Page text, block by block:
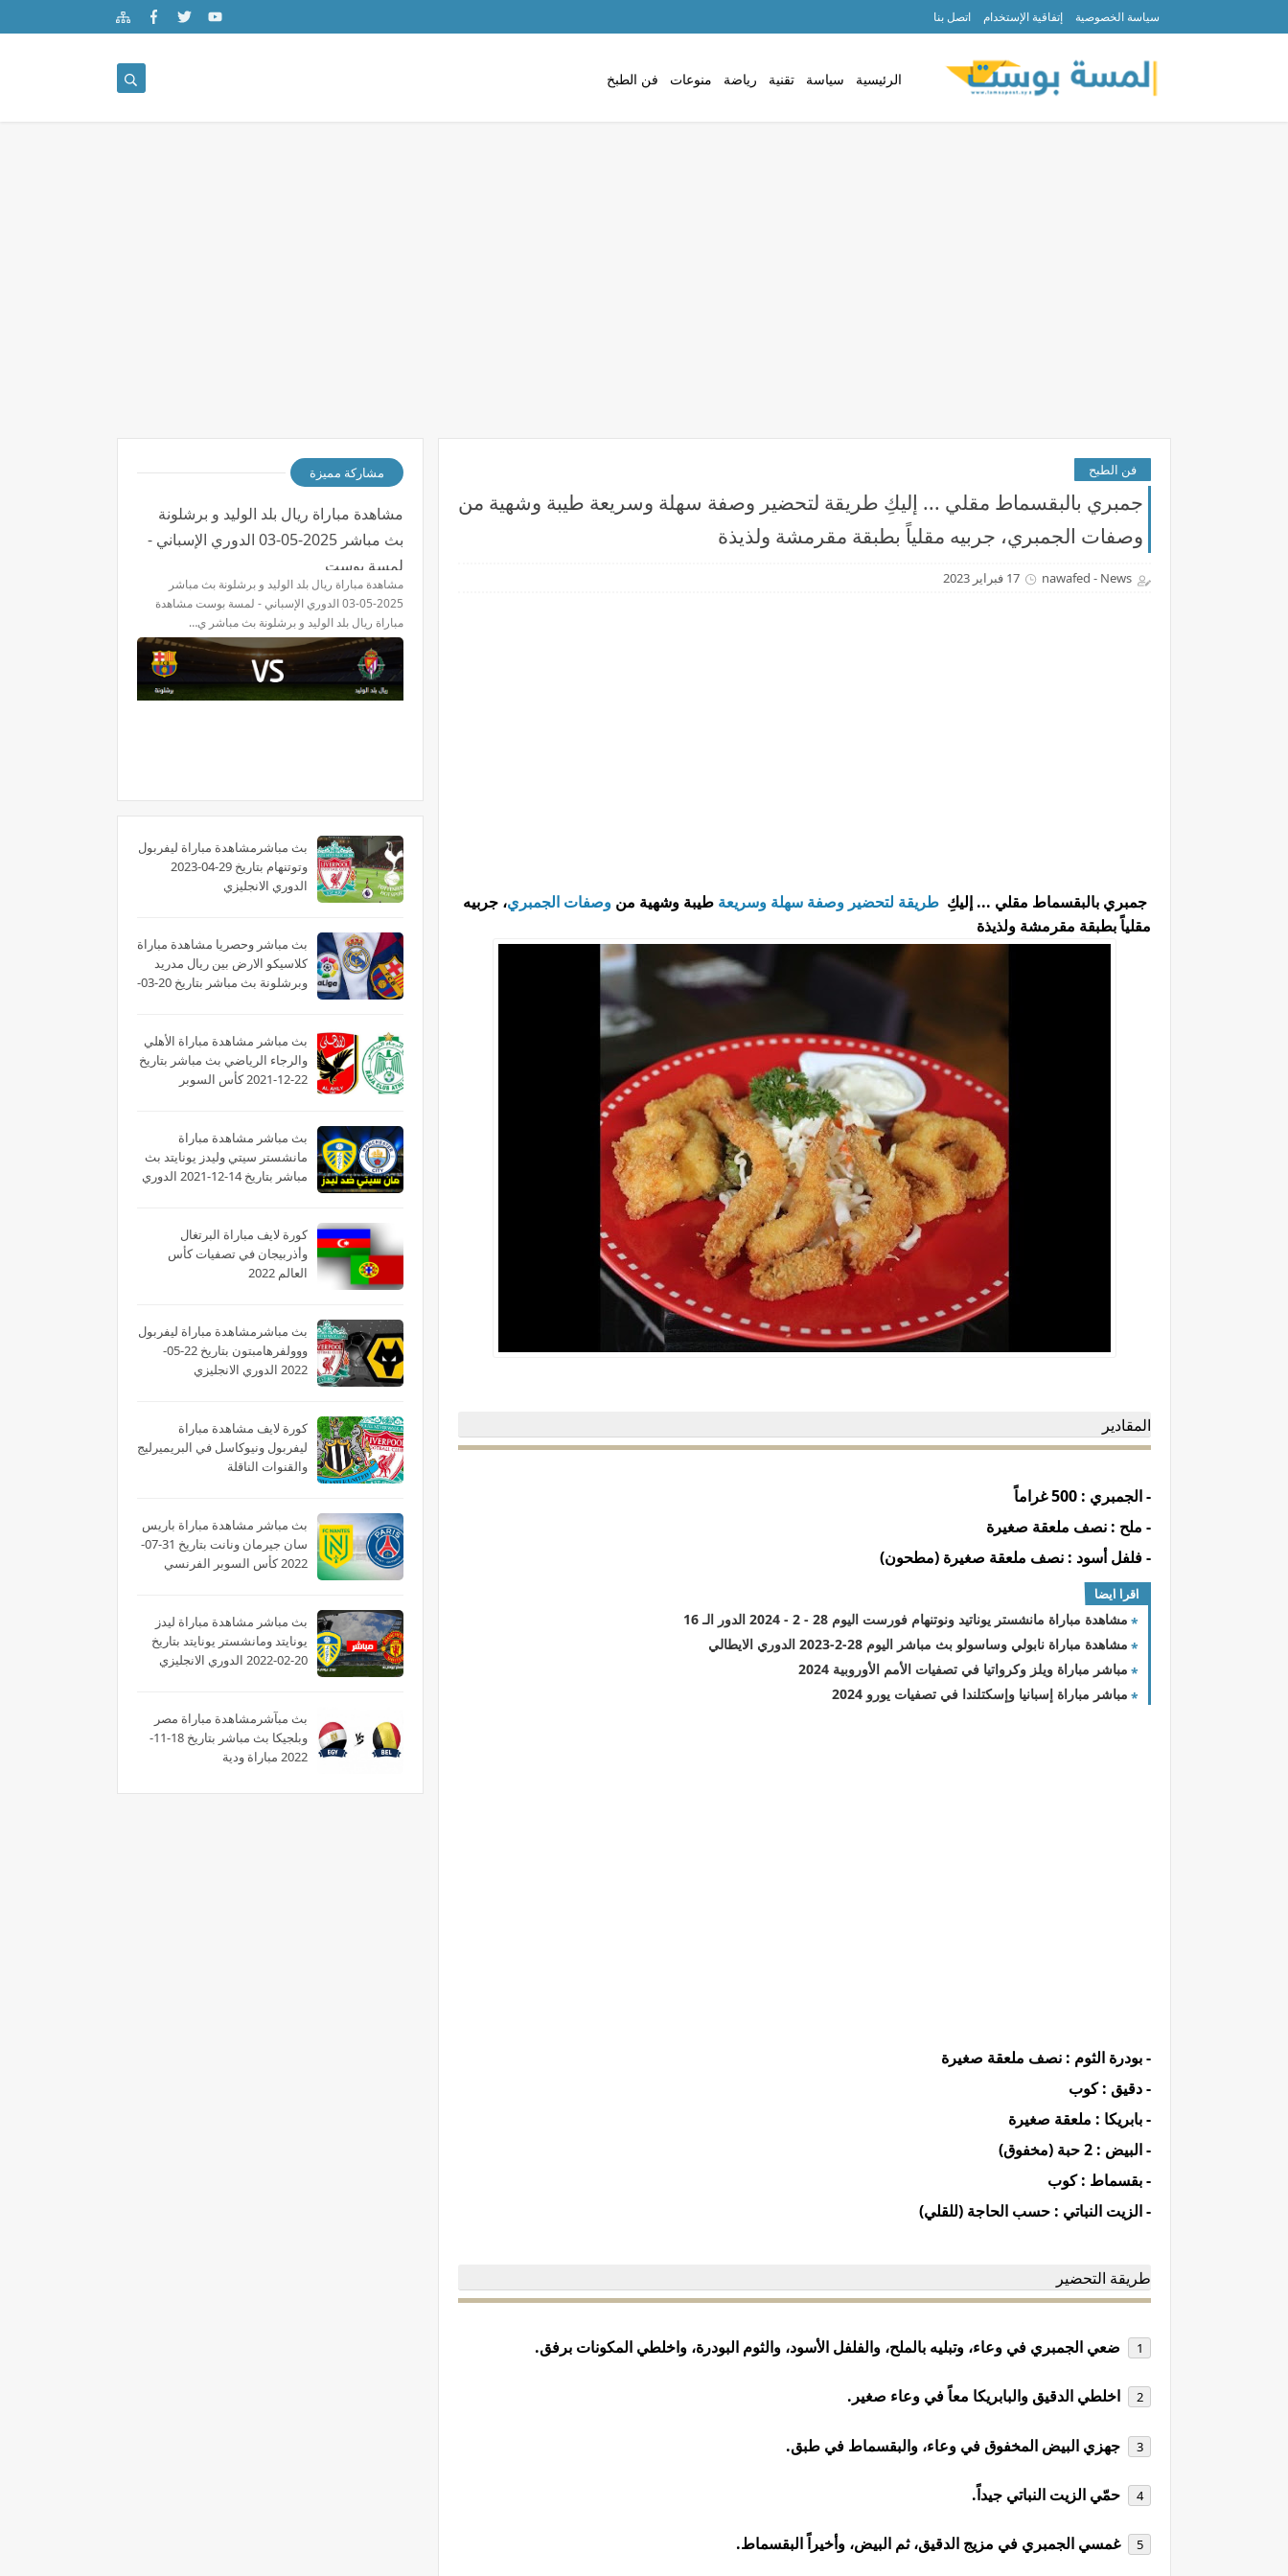
سياسة الخصوصية إتفاقية الإستخدام اتصل بنا
الرئيسية سياسة تقنية رياضة منوعات فن الطبخ
فن الطبح
جمبري بالبقسماط مقلي ... إليكِ طريقة لتحضير وصفة سهلة وسريعة طيبة وشهية من
وصفات الجمبري، جربيه مقلياً بطبقة مقرمشة ولذيذة
nawafed - News 17 فبراير 2023
جمبري بالبقسماط مقلي ... إليكِ طريقة لتحضير وصفة سهلة وسريعة طيبة وشهية من وصفات الجمبري، جربيه
مقلياً بطبقة مقرمشة ولذيذة
المقادير
- الجمبري : 500 غراماً
- ملح : نصف ملعقة صغيرة
- فلفل أسود : نصف ملعقة صغيرة (مطحون)
اقرا ايضا
مشاهدة مباراة مانشستر يوناتيد ونوتنهام فورست اليوم 28 - 2 - 2024 الدور الـ 16
مشاهدة مباراة نابولي وساسولو بث مباشر اليوم 28-2-2023 الدوري الايطالي
مباشر مباراة ويلز وكرواتيا في تصفيات الأمم الأوروبية 2024
مباشر مباراة إسبانيا وإسكتلندا في تصفيات يورو 2024
- بودرة الثوم : نصف ملعقة صغيرة
- دقيق : كوب
- بابريكا : ملعقة صغيرة
- البيض : 2 حبة (مخفوق)
- بقسماط : كوب
- الزيت النباتي : حسب الحاجة (للقلي)
طريقة التحضير
ضعي الجمبري في وعاء، وتبليه بالملح، والفلفل الأسود، والثوم البودرة، واخلطي المكونات برفق.
اخلطي الدقيق والبابريكا معاً في وعاء صغير.
جهزي البيض المخفوق في وعاء، والبقسماط في طبق.
حمّي الزيت النباتي جيداً.
غمسي الجمبري في مزيج الدقيق، ثم البيض، وأخيراً البقسماط.
مشاركة مميزة
مشاهدة مباراة ريال بلد الوليد و برشلونة
بث مباشر 2025-05-03 الدوري الإسباني -
لمسة بوست
مشاهدة مباراة ريال بلد الوليد و برشلونة بث مباشر
2025-05-03 الدوري الإسباني - لمسة بوست مشاهدة
مباراة ريال بلد الوليد و برشلونة بث مباشر ي…
بث مباشرمشاهدة مباراة ليفربول
وتوتنهام بتاريخ 29-04-2023
الدوري الانجليزي
بث مباشر وحصريا مشاهدة مباراة
كلاسيكو الارض بين ريال مدريد
وبرشلونة بث مباشر بتاريخ 20-03-
بث مباشر مشاهدة مباراة الأهلي
والرجاء الرياضي بث مباشر بتاريخ
22-12-2021 كأس السوبر
بث مباشر مشاهدة مباراة
مانشستر سيتي وليدز يونايتد بث
مباشر بتاريخ 14-12-2021 الدوري
كورة لايف مباراة البرتغال
وأذربيجان في تصفيات كأس
العالم 2022
بث مباشرمشاهدة مباراة ليفربول
ووولفرهامبتون بتاريخ 22-05-
2022 الدوري الانجليزي
كورة لايف مشاهدة مباراة
ليفربول ونيوكاسل في البريميرليج
والقنوات الناقلة
بث مباشر مشاهدة مباراة باريس
سان جيرمان ونانت بتاريخ 31-07-
2022 كأس السوبر الفرنسي
بث مباشر مشاهدة مباراة ليدز
يونايتد ومانشستر يونايتد بتاريخ
20-02-2022 الدوري الانجليزي
بث مبآشرمشاهدة مباراة مصر
وبلجيكا بث مباشر بتاريخ 18-11-
2022 مباراة ودية